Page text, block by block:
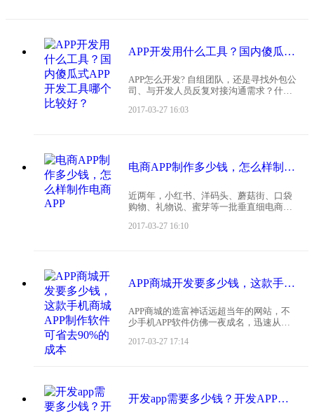
APP开发用什么工具？国内傻瓜式APP开发工具哪个比较好？
APP怎么开发? 自组团队，还是寻找外包公
司、与开发人员反复对接沟通需求？什么
径，谁说不是呢？市场总会令人惊喜，因
2017-03-27 16:03
电商APP制作多少钱，怎么样制作电商APP
近两年，小红书、洋码头、蘑菇街、口袋
购物、礼物说、蜜芽等一批垂直细电商崛
当网等电商红海里杀出，与移动互联网的
2017-03-27 16:10
APP商城开发要多少钱，这款手机商城APP制作软件可省去90%的成本
APP商城的造富神话远超当年的网站，不
少手机APP软件仿佛一夜成名，迅速从从
车”、“得到”、“分答”等等都是如此。这背
2017-03-27 17:14
开发app需要多少钱？开发APP用什么软件？